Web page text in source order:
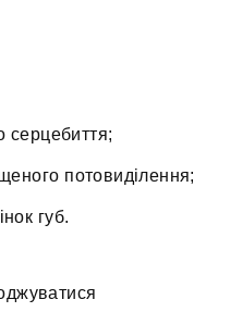
серцебиття;
потовиділення;
губ.